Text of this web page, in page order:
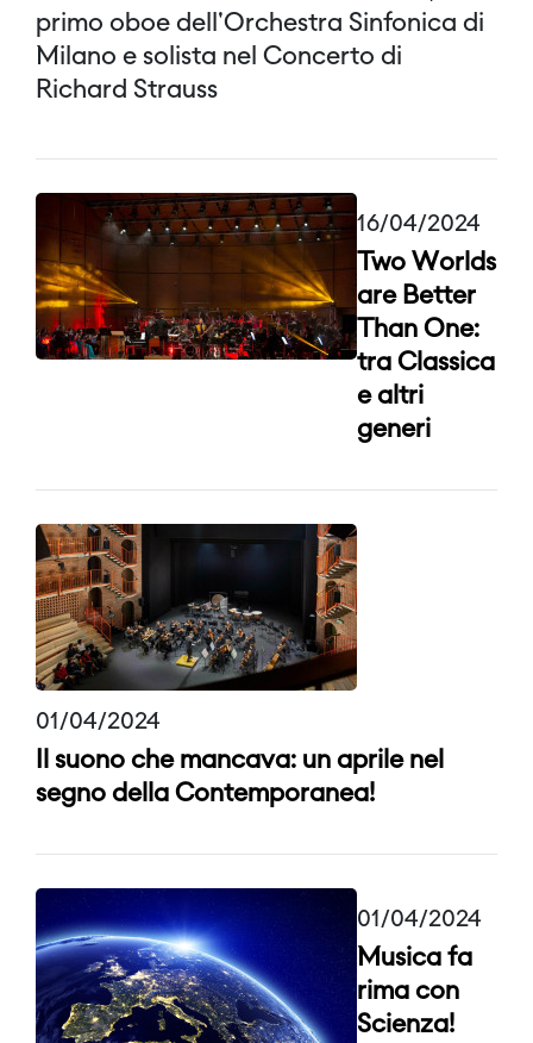
primo oboe dell'Orchestra Sinfonica di
Milano e solista nel Concerto di
Richard Strauss
16/04/2024
Two Worlds
are Better
Than One:
tra Classica
e altri
generi
01/04/2024
Il suono che mancava: un aprile nel
segno della Contemporanea!
01/04/2024
Musica fa
rima con
Scienza!